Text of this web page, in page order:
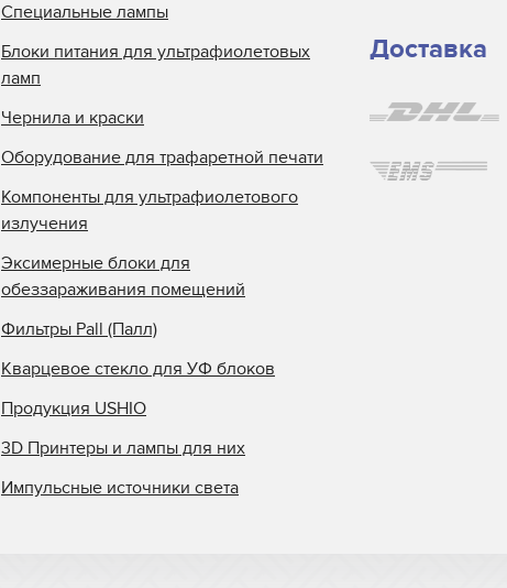
Доставка
Специальные лампы
Блоки питания для ультрафиолетовых
ламп
Чернила и краски
Оборудование для трафаретной печати
Компоненты для ультрафиолетового
излучения
Эксимерные блоки для
обеззараживания помещений
Фильтры Pall (Палл)
Кварцевое стекло для УФ блоков
Продукция USHIO
3D Принтеры и лампы для них
Импульсные источники света